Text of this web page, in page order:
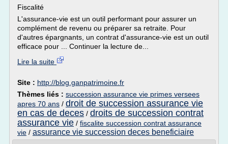
Fiscalité
L'assurance-vie est un outil performant pour assurer un
complément de revenu ou préparer sa retraite. Pour
d'autres épargnants, un contrat d'assurance-vie est un outil
efficace pour ... Continuer la lecture de...
Lire la suite
Site : http://blog.ganpatrimoine.fr
Thèmes liés : succession assurance vie primes versees
apres 70 ans / droit de succession assurance vie
en cas de deces / droits de succession contrat
assurance vie / fiscalite succession contrat assurance
vie / assurance vie succession deces beneficiaire